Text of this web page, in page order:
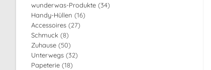
Produkte
wunderwas-Produkte 3434
Handy-Hüllen 1616
Accessoires 2727
Schmuck 88
Produkte
Zuhause 5050
Produkte
Unterwegs 3232
Papeterie 1818